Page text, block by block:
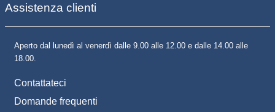
Assistenza clienti
Aperto dal lunedì al venerdì dalle 9.00 alle 12.00 e dalle 14.00 alle
18.00.
Contattateci
Domande frequenti